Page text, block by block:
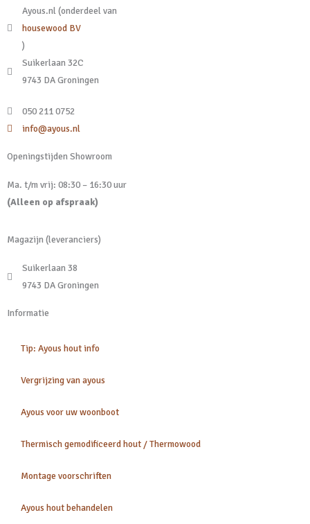
Ayous.nl (onderdeel van
housewood BV
)
Suikerlaan 32C
9743 DA Groningen
050 211 0752
info@ayous.nl
Openingstijden Showroom
Ma. t/m vrij: 08:30 – 16:30 uur
(Alleen op afspraak)
Magazijn (leveranciers)
Suikerlaan 38
9743 DA Groningen
Informatie
Tip: Ayous hout info
Vergrijzing van ayous
Ayous voor uw woonboot
Thermisch gemodificeerd hout / Thermowood
Montage voorschriften
Ayous hout behandelen